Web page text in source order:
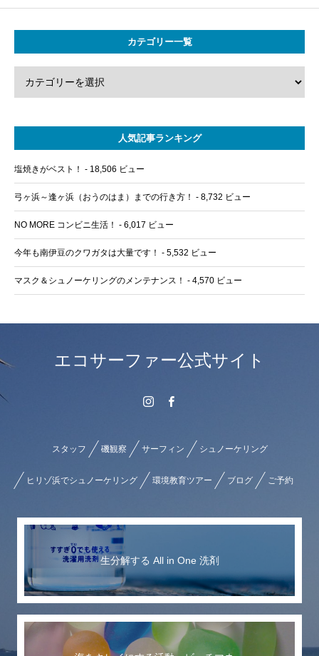
カテゴリー一覧
人気記事ランキング
塩焼きがベスト！ - 18,506 ビュー
弓ヶ浜～逢ヶ浜（おうのはま）までの行き方！ - 8,732 ビュー
NO MORE コンビニ生活！ - 6,017 ビュー
今年も南伊豆のクワガタは大量です！ - 5,532 ビュー
マスク＆シュノーケリングのメンテナンス！ - 4,570 ビュー
エコサーファー公式サイト
スタッフ 磯観察 サーフィン シュノーケリング
ヒリゾ浜でシュノーケリング 環境教育ツアー ブログ ご予約
生分解する All in One 洗剤